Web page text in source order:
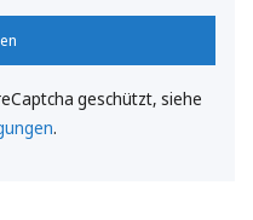
geschützt, siehe
.